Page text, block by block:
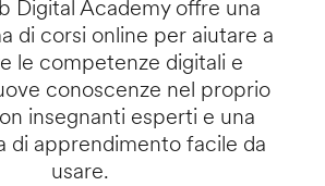
Digital Academy offre una
di corsi online per aiutare a
le competenze digitali e
conoscenze nel proprio
insegnanti esperti e una
di apprendimento facile da
usare.